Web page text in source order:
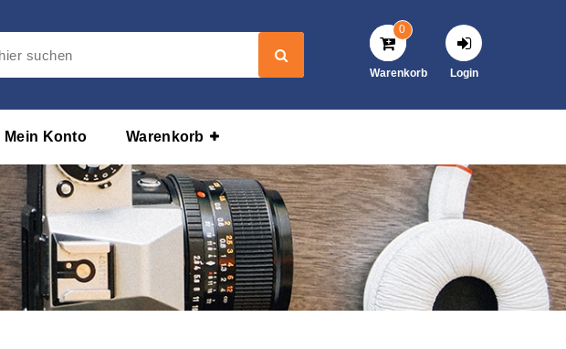
0
Warenkorb Login
Mein Konto Warenkorb